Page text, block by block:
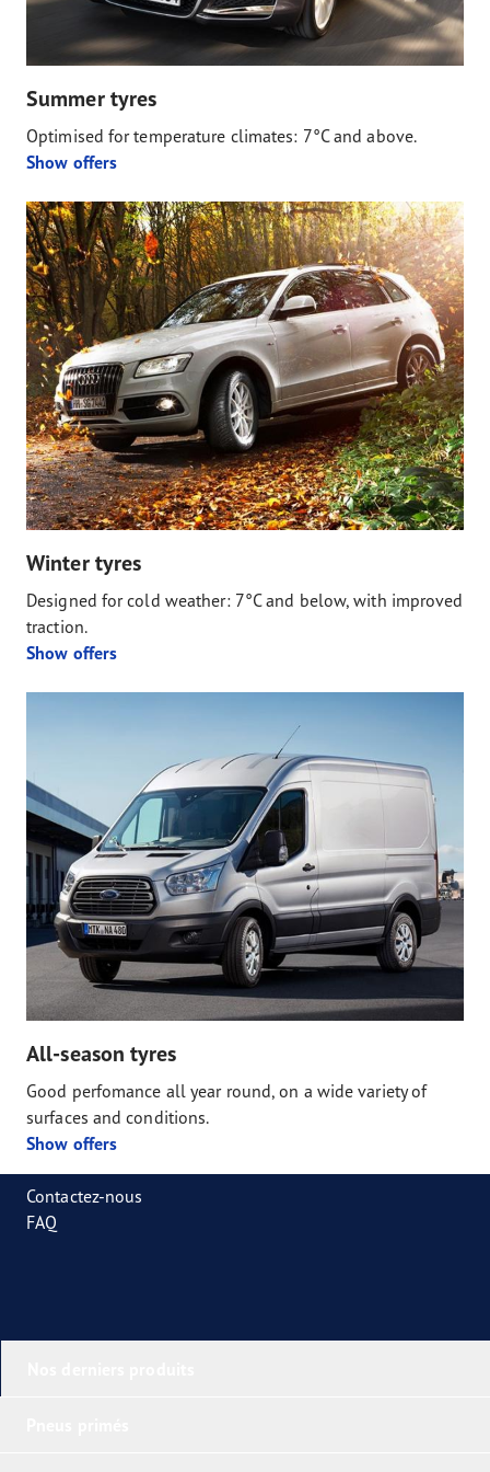
Summer tyres
Optimised for temperature climates: 7°C and above.
Show offers
Winter tyres
Designed for cold weather: 7°C and below, with improved
traction.
Show offers
All-season tyres
Good perfomance all year round, on a wide variety of
surfaces and conditions.
Show offers
Contactez-nous
FAQ